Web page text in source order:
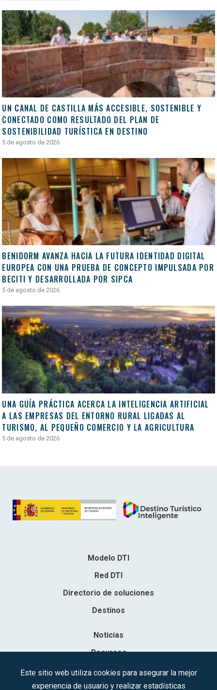
UN CANAL DE CASTILLA MÁS ACCESIBLE, SOSTENIBLE Y
CONECTADO COMO RESULTADO DEL PLAN DE
SOSTENIBILIDAD TURÍSTICA EN DESTINO
5 de agosto de 2026
BENIDORM AVANZA HACIA LA FUTURA IDENTIDAD DIGITAL
EUROPEA CON UNA PRUEBA DE CONCEPTO IMPULSADA POR
BECITI Y DESARROLLADA POR SIPCA
5 de agosto de 2026
UNA GUÍA PRÁCTICA ACERCA LA INTELIGENCIA ARTIFICIAL
A LAS EMPRESAS DEL ENTORNO RURAL LIGADAS AL
TURISMO, AL PEQUEÑO COMERCIO Y LA AGRICULTURA
5 de agosto de 2026
Modelo DTI
Red DTI
Directorio de soluciones
Destinos
Noticias
Recursos
Contacto
Este sitio web utiliza cookies para asegurar la mejor
experiencia de usuario y realizar estadísticas